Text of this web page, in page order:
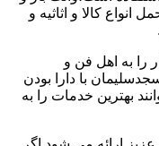
انواع کالا و اثاثیه و
را به اهل فن و
با دارا بودن
بهترین خدمات را به